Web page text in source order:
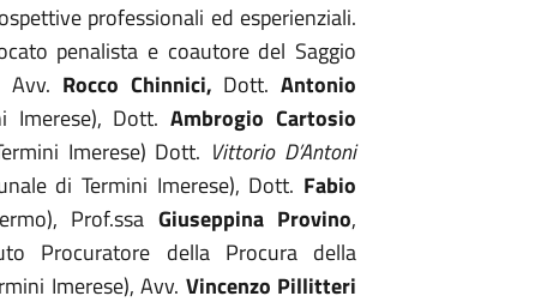
professionali ed esperienziali.
penalista e coautore del Saggio
Avv. Rocco Chinnici, Dott. Antonio
Imerese), Dott.Ambrogio Cartosio
Imerese) Dott. Vittorio D’Antoni
di Termini Imerese), Dott. Fabio
Prof.ssa Giuseppina Provino,
Procuratore della Procura della
Imerese), Avv. Vincenzo Pillitteri